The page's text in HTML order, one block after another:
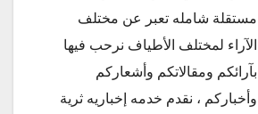
مستقلة شامله تعبر عن مختلف
الآراء لمختلف الأطياف نرحب فيها
بآرائكم ومقالاتكم وأشعاركم
وأخباركم ، نقدم خدمه إخباريه ثرية